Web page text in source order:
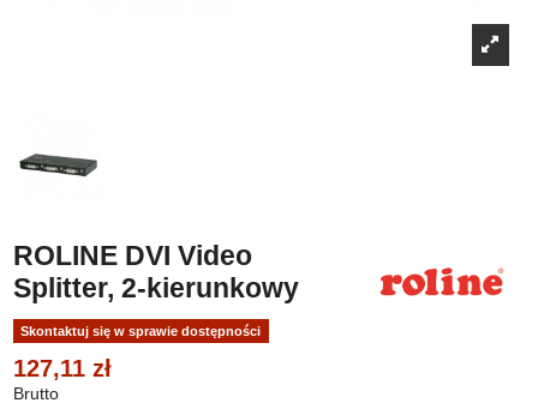
ROLINE DVI Video
Splitter, 2-kierunkowy
Skontaktuj się w sprawie dostępności
127,11 zł
Brutto